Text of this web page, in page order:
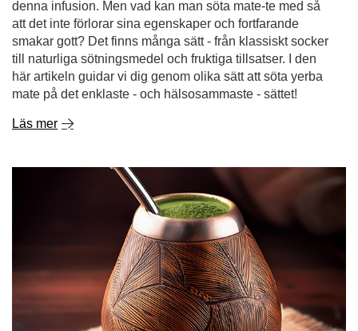
Läs mer
Chimarrão. Den brasilianska hemligheten bakom den
perfekta yerba mate